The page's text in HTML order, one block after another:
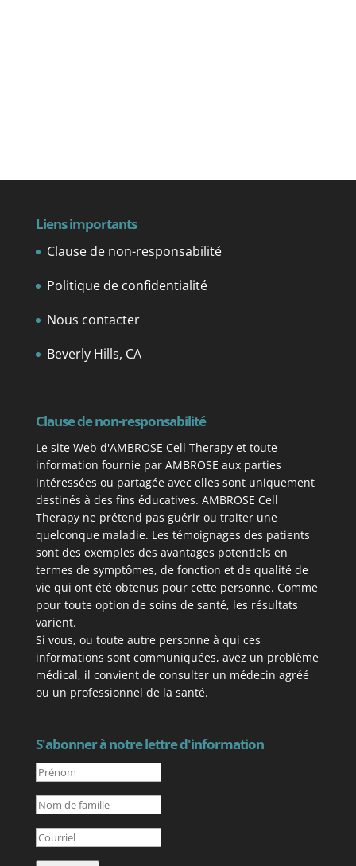
Liens importants
Clause de non-responsabilité
Politique de confidentialité
Nous contacter
Beverly Hills, CA
Clause de non-responsabilité
Le site Web d'AMBROSE Cell Therapy et toute
information fournie par AMBROSE aux parties
intéressées ou partagée avec elles sont uniquement
destinés à des fins éducatives. AMBROSE Cell
Therapy ne prétend pas guérir ou traiter une
quelconque maladie. Les témoignages des patients
sont des exemples des avantages potentiels en
termes de symptômes, de fonction et de qualité de
vie qui ont été obtenus pour cette personne. Comme
pour toute option de soins de santé, les résultats
varient.
Si vous, ou toute autre personne à qui ces
informations sont communiquées, avez un problème
médical, il convient de consulter un médecin agréé
ou un professionnel de la santé.
S'abonner à notre lettre d'information